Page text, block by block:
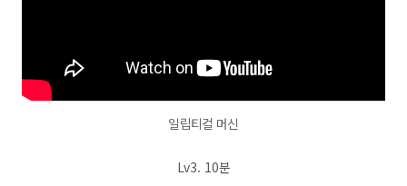
일립티컬 머신
Lv3. 10분